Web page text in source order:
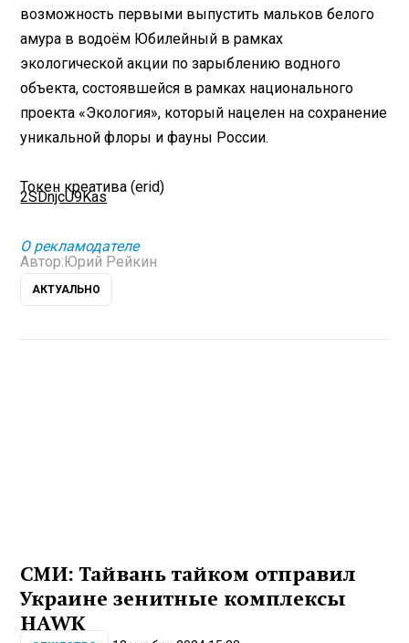
возможность первыми выпустить мальков белого
амура в водоём Юбилейный в рамках
экологической акции по зарыблению водного
объекта, состоявшейся в рамках национального
проекта «Экология», который нацелен на сохранение
уникальной флоры и фауны России.
Токен креатива (erid)
2SDnjcU9Kas
О рекламодателе
Автор:Юрий Рейкин
АКТУАЛЬНО
СМИ: Тайвань тайком отправил
Украине зенитные комплексы
HAWK